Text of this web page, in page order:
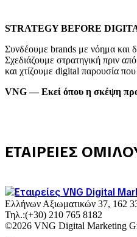
STRATEGY BEFORE
Συνδέουμε brands με νόημα και
Σχεδιάζουμε στρατηγική πριν
και χτίζουμε digital παρουσία
VNG — Εκεί όπου η σκέψη
ΕΤΑΙΡΕΙΕΣ
Ελλήνων Αξιωματικών 37, 162
Τηλ.:(+30) 210 765 8182
©2026 VNG Digital Marketing